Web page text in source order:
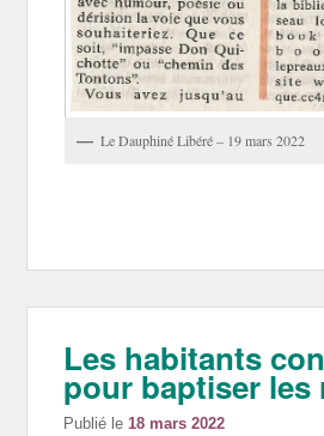
Le Dauphiné Libéré – 19 mars 2022
Les habitants
pour baptiser les
Publié le18 mars 2022